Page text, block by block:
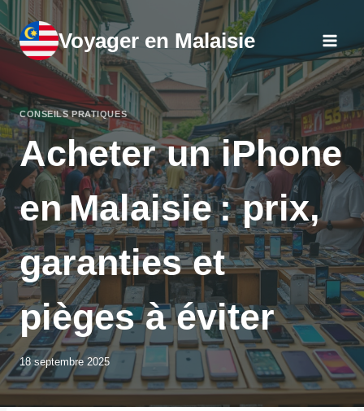
Aller
au
contenu
Voyager en Malaisie
CONSEILS PRATIQUES
Acheter un iPhone
en Malaisie : prix,
garanties et
pièges à éviter
18 septembre 2025